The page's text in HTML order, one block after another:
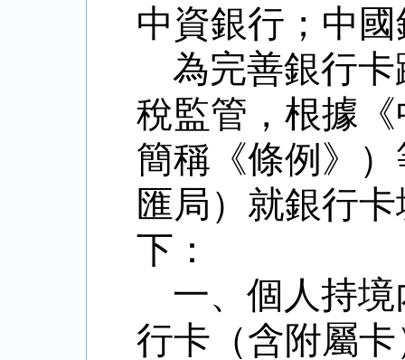
中資銀行；中
為完善銀行
稅監管，根據
簡稱《條例》
匯局）就銀行
下：
一、個人持
行卡（含附屬